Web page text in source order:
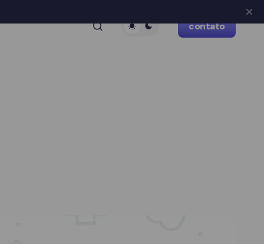
contato